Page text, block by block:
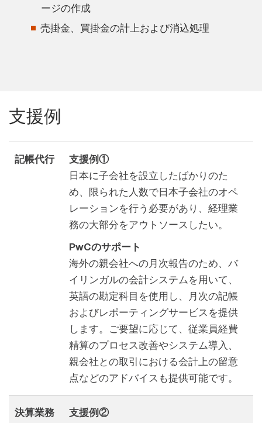
ージの作成
売掛金、買掛金の計上および消込処理
支援例
記帳代行
支援例①
日本に子会社を設立したばかりのた
め、限られた人数で日本子会社のオペ
レーションを行う必要があり、経理業
務の大部分をアウトソースしたい。
PwCのサポート
海外の親会社への月次報告のため、バ
イリンガルの会計システムを用いて、
英語の勘定科目を使用し、月次の記帳
およびレポーティングサービスを提供
します。ご要望に応じて、従業員経費
精算のプロセス改善やシステム導入、
親会社との取引における会計上の留意
点などのアドバイスも提供可能です。
決算業務 支援例②